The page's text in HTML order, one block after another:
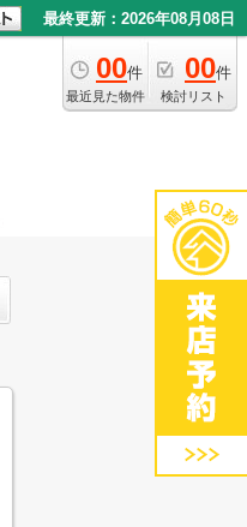
最終更新：2026年08月08日
00件
最近見た物件
00件
検討リスト